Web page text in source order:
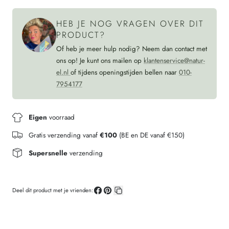
HEB JE NOG VRAGEN OVER DIT
PRODUCT?
Of heb je meer hulp nodig? Neem dan contact met
ons op! Je kunt ons mailen op klantenservice@natur-
el.nl of tijdens openingstijden bellen naar 010-
7954177
Eigen voorraad
Gratis verzending vanaf €100 (BE en DE vanaf €150)
Supersnelleverzending
Deel dit product met je vrienden: